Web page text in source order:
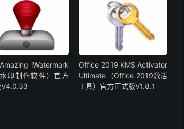
iWatermark
印制作软件）官方
V4.0.33
Office 2019 KMS Activator
Ultimate（Office 2019激活
工具）官方正式版V1.8.1